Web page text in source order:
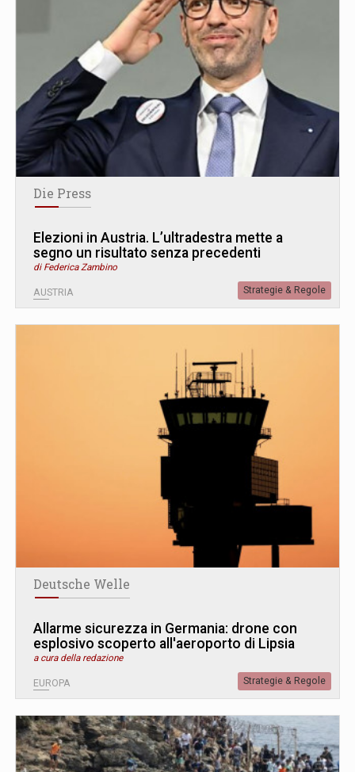
Die Press
Elezioni in Austria. L’ultradestra mette a
segno un risultato senza precedenti
di Federica Zambino
AUSTRIA Strategie & Regole
Deutsche Welle
Allarme sicurezza in Germania: drone con
esplosivo scoperto all'aeroporto di Lipsia
a cura della redazione
EUROPA Strategie & Regole